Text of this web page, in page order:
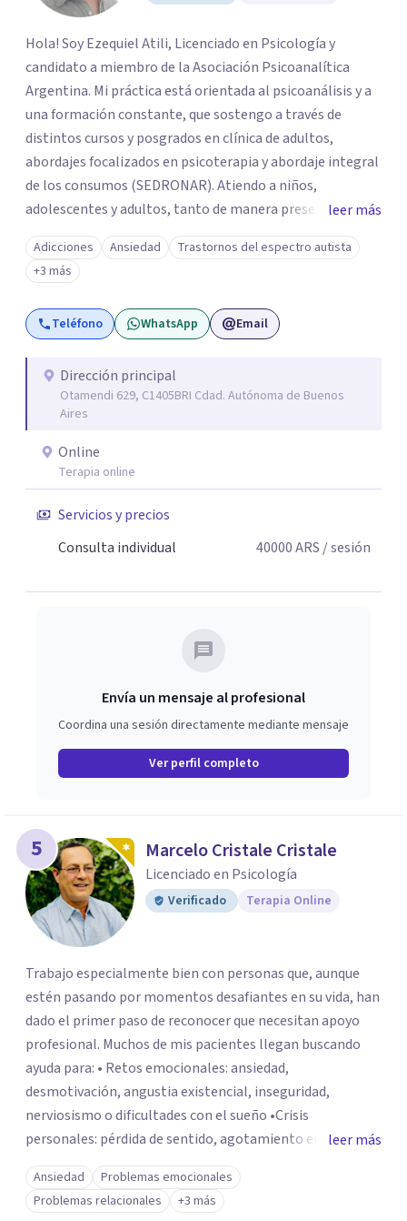
Hola! Soy Ezequiel Atili, Licenciado en Psicología y
candidato a miembro de la Asociación Psicoanalítica
Argentina. Mi práctica está orientada al psicoanálisis y a
una formación constante, que sostengo a través de
distintos cursos y posgrados en clínica de adultos,
abordajes focalizados en psicoterapia y abordaje integral
de los consumos (SEDRONAR). Atiendo a niños,
adolescentes y adultos, tanto de manera presencial
como online. Trabajo con distintas problemáticas como
depresión, ataques de pánico, adicciones, trastornos
alimentarios, trastornos del espectro autista (TEA) y
otras situaciones que generan malestar. Entiendo que
cada persona llega con una historia única, por eso el
quien consulta.
leer más
Adicciones Ansiedad
Trastornos del espectro autista
+3 más
Teléfono WhatsApp Email
Dirección principal
Otamendi 629, C1405BRI Cdad. Autónoma de Buenos
Aires
Online
Terapia online
Servicios y precios
Consulta individual
40000ARS / sesión
Envía un mensaje al profesional
Coordina una sesión directamente mediante mensaje
Ver perfil completo
5 Marcelo Cristale Cristale
Licenciado en Psicología
Verificado Terapia Online
Trabajo especialmente bien con personas que, aunque
estén pasando por momentos desafiantes en su vida, han
dado el primer paso de reconocer que necesitan apoyo
profesional. Muchos de mis pacientes llegan buscando
ayuda para: • Retos emocionales: ansiedad,
desmotivación, angustia existencial, inseguridad,
nerviosismo o dificultades con el sueño •Crisis
personales: pérdida de sentido, agotamiento emocional
o dificultad para manejar transiciones vitales •Conflictos
relacionales: problemas de pareja, tensiones familiares,
desafíos laborales o dificultades en dinámicas sociales.
leer más
Ansiedad
Problemas emocionales
Problemas relacionales
+3 más